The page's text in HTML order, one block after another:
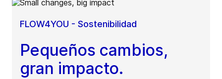
FLOW4YOU - Sostenibilidad
Pequeños cambios,
gran impacto.